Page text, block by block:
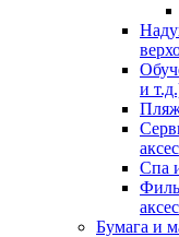
и
Спа
Бумага и